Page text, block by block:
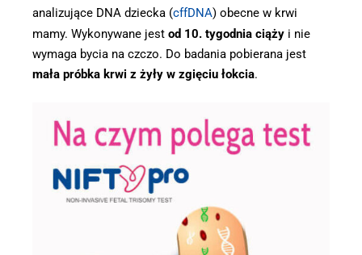
analizujące DNA dziecka (cffDNA) obecne w krwi
mamy. Wykonywane jest od 10. tygodnia ciąży i nie
wymaga bycia na czczo. Do badania pobierana jest
mała próbka krwi z żyły w zgięciu łokcia.